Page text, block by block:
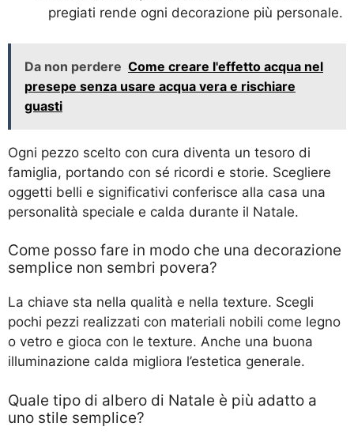
pregiati rende ogni decorazione più personale.
Da non perdere Come creare l'effetto acqua nel
presepe senza usare acqua vera e rischiare
guasti
Ogni pezzo scelto con cura diventa un tesoro di
famiglia, portando con sé ricordi e storie. Scegliere
oggetti belli e significativi conferisce alla casa una
personalità speciale e calda durante il Natale.
Come posso fare in modo che una decorazione
semplice non sembri povera?
La chiave sta nella qualità e nella texture. Scegli
pochi pezzi realizzati con materiali nobili come legno
o vetro e gioca con le texture. Anche una buona
illuminazione calda migliora l’estetica generale.
Quale tipo di albero di Natale è più adatto a
uno stile semplice?